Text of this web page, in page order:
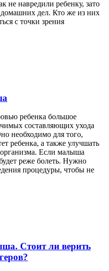
не навредили ребенку, зато
дел. Кто же из них
с точки зрения
ребенка большое
составляющих ухода
необходимо для того,
ребенка, а также улучшать
Если малыша
реже болеть. Нужно
процедуры, чтобы не
Стоит ли верить